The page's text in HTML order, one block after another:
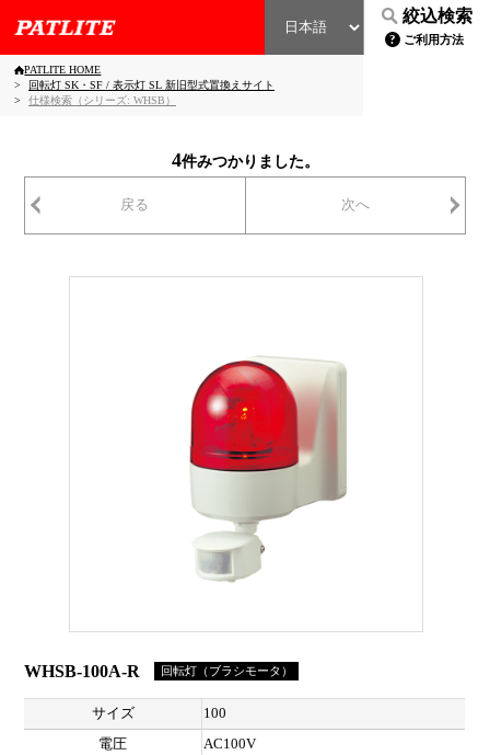
PATLITE HOME
回転灯 SK・SF / 表示灯 SL 新旧型式置換えサイト
仕様検索（シリーズ: WHSB）
絞込検索
ご利用方法
4件みつかりました。
戻る 次へ
WHSB-100A-R 回転灯（ブラシモータ）
サイズ
100
電圧
AC100V